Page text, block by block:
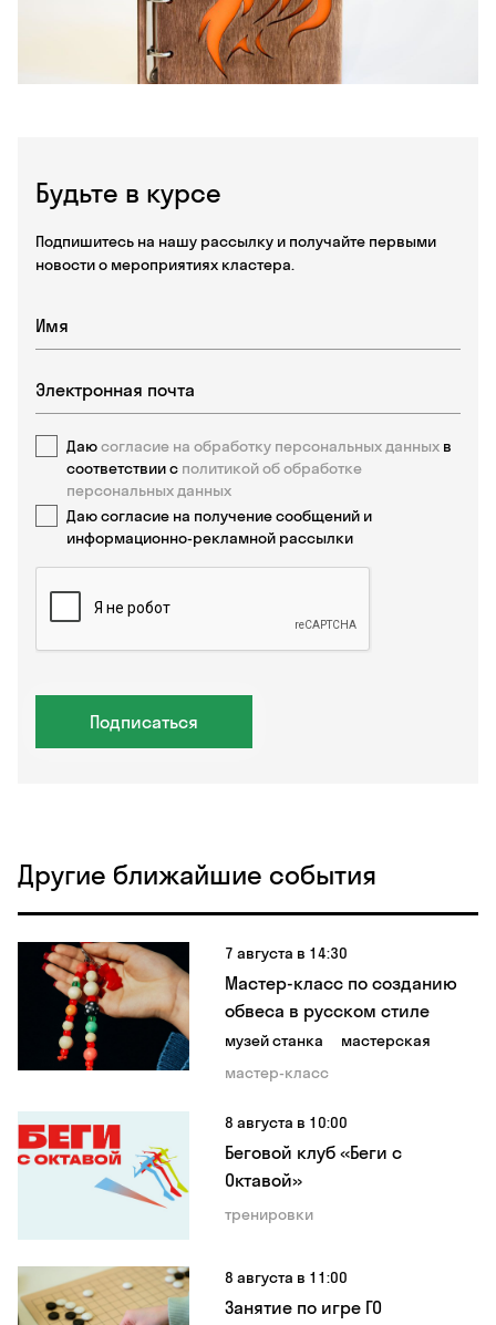
Будьте в курсе
Подпишитесь на нашу рассылку и получайте первыми
новости о мероприятиях кластера.
Даюсогласие на обработку персональных данных в
соответствии с политикой об обработке
персональных данных
Даю согласие на получение сообщений и
информационно-рекламной рассылки
Подписаться
Другие ближайшие события
7 августа в 14:30
Мастер-класс по созданию
обвеса в русском стиле
музей станка
мастерская
мастер-класс
8 августа в 10:00
Беговой клуб «Беги с
Октавой»
тренировки
8 августа в 11:00
Занятие по игре ГО